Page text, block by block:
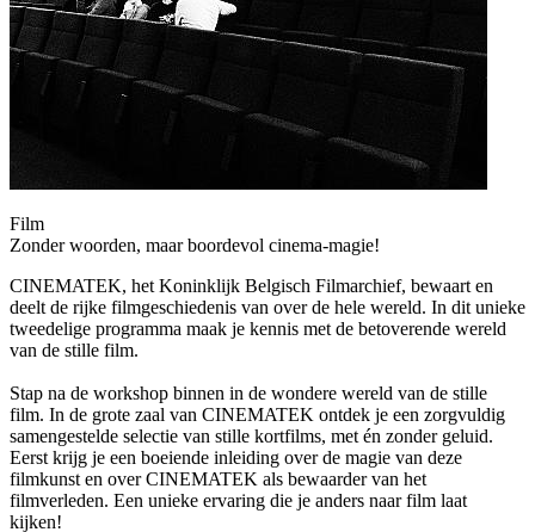
Film
Zonder woorden, maar boordevol cinema-magie!
CINEMATEK, het Koninklijk Belgisch Filmarchief, bewaart en
deelt de rijke filmgeschiedenis van over de hele wereld. In dit unieke
tweedelige programma maak je kennis met de betoverende wereld
van de stille film.
Stap na de workshop binnen in de wondere wereld van de stille
film. In de grote zaal van CINEMATEK ontdek je een zorgvuldig
samengestelde selectie van stille kortfilms, met én zonder geluid.
Eerst krijg je een boeiende inleiding over de magie van deze
filmkunst en overCINEMATEK als bewaarder van het
filmverleden. Een unieke ervaring die je anders naar film laat
kijken!